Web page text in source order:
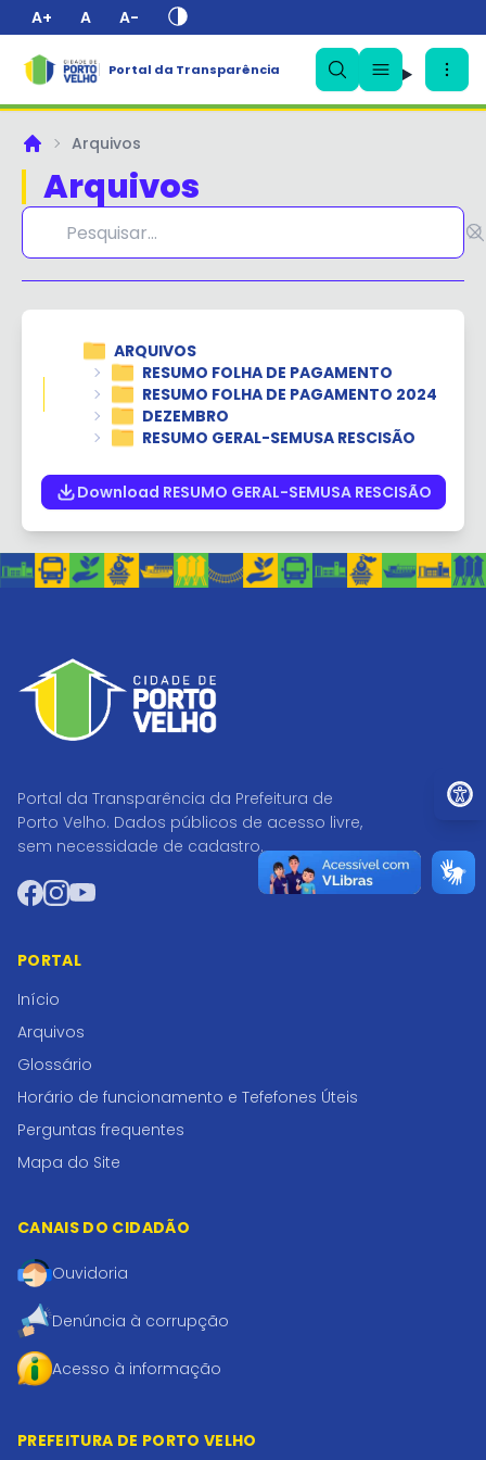
A+ A A-
Portal da Transparência
PrincipalArquivos
Arquivos
ARQUIVOS
RESUMO FOLHA DE PAGAMENTO
RESUMO FOLHA DE PAGAMENTO 2024
DEZEMBRO
RESUMO GERAL-SEMUSA RESCISÃO
Download RESUMO GERAL-SEMUSA RESCISÃO
Portal da Transparência da Prefeitura de
Porto Velho. Dados públicos de acesso livre,
sem necessidade de cadastro.
Facebook
Instagram
YouTube
PORTAL
Início
Arquivos
Glossário
Horário de funcionamento e Tefefones Úteis
Perguntas frequentes
Mapa do Site
CANAIS DO CIDADÃO
Ouvidoria
Denúncia à corrupção
Acesso à informação
PREFEITURA DE PORTO VELHO
✕
Ir